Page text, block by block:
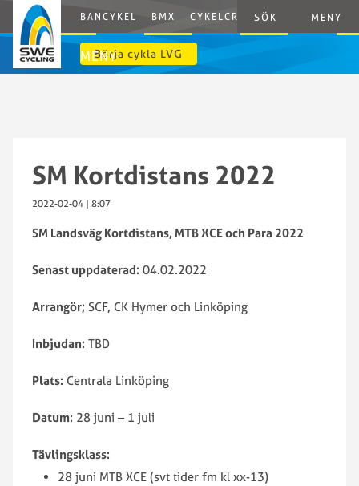
BANCYKEL BMX CYKELCROSS E-CYCLING
SÖK MENY
MENY
Börja cykla LVG
SM Kortdistans 2022
2022-02-04 | 8:07
SM Landsväg Kortdistans, MTB XCE och Para 2022
Senast uppdaterad: 04.02.2022
Arrangör; SCF, CK Hymer och Linköping
Inbjudan: TBD
Plats: Centrala Linköping
Datum: 28 juni – 1 juli
Tävlingsklass:
28 juni MTB XCE (svt tider fm kl xx-13)